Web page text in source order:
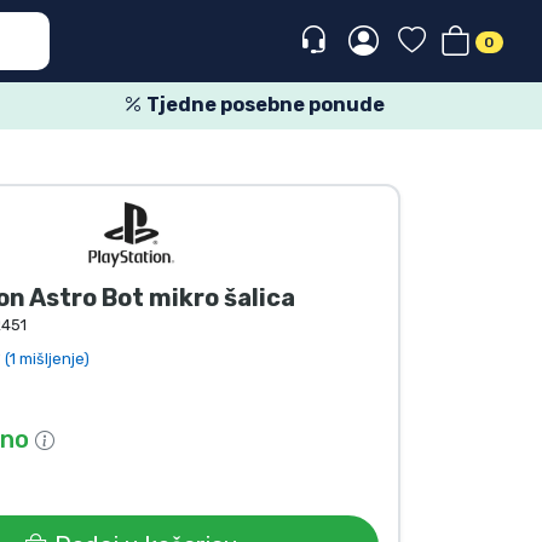
0
Tjedne posebne ponude
Astro Bot mikro šalica
(1 mišljenje)